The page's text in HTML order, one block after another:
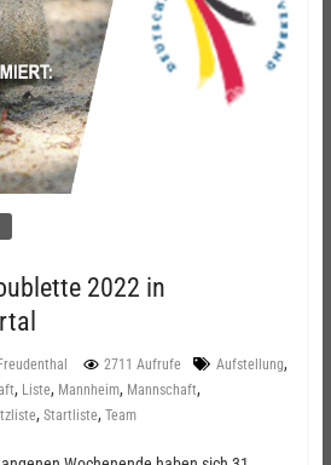
2022 in
2711 Aufrufe Aufstellung,
, Liste, Mannheim, Mannschaft,
, Startliste, Team